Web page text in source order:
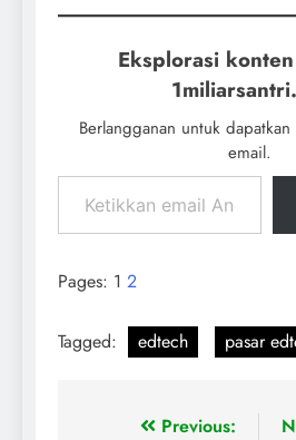
Eksplorasi
Berlangganan untuk
email.
Pages: 1 2
Tagged: edtech pasar
Previous: